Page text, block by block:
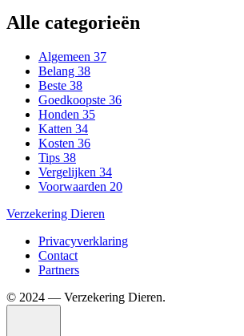
Alle categorieën
Algemeen 37
Belang 38
Beste 38
Goedkoopste 36
Honden 35
Katten 34
Kosten 36
Tips 38
Vergelijken 34
Voorwaarden 20
Verzekering Dieren
Privacyverklaring
Contact
Partners
©️ 2024 — Verzekering Dieren.